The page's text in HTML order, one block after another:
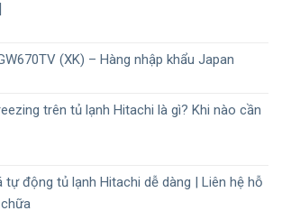
(XK) – Hàng nhập khẩu Japan
trên tủ lạnh Hitachi là gì? Khi nào cần
tự động tủ lạnh Hitachi dễ dàng | Liên hệ hỗ